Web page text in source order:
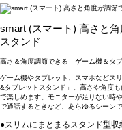
smart (スマート) 高さと
スタンド
高さ＆角度調節できる ゲーム機＆タ
ゲーム機やタブレット、スマホなどス
&タブレットスタンド」。高さや角度
で楽しめます。モニターが足りない時
で通話するときなど、あらゆるシーンで
●スリムにまとまるスタンド型収